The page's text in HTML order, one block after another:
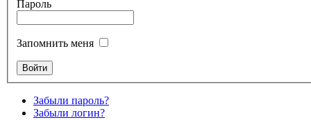
Пароль
Запомнить меня
Забыли пароль?
Забыли логин?